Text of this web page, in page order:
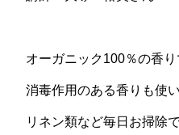
オーガニック100％の香
消毒作用のある香りも使
リネン類など毎日お掃除